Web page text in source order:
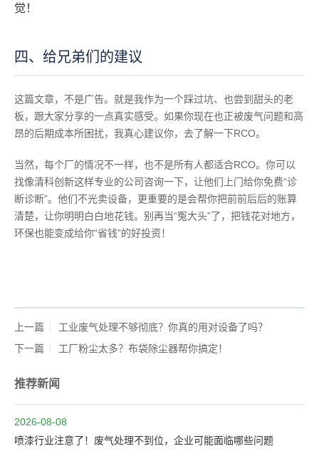
觉！
四、给兄弟们的建议
这篇文章，不是广告。就是我作为一个踩过坑、也尝到甜头的老
板，跟大家分享的一点真实感受。如果你现在也正被废气问题和高
昂的后期成本所困扰，我真心建议你，去了解一下RCO。
当然，每个厂的情况不一样，也不是所有人都适合RCO。你可以
找像清科创新这样专业的公司咨询一下，让他们上门给你免费“诊
断诊断”。他们不光卖设备，更重要的是会帮你把前前后后的账算
清楚，让你明明白白地花钱。别再当“冤大头”了，把钱花对地方，
环保也能变成给你“省钱”的好投资！
上一篇
工业废气处理不够彻底？你真的用对设备了吗？
下一篇
工厂粉尘太多？布袋除尘器帮你搞定！
推荐新闻
2026-08-08
喷漆行业注意了！废气处理不到位，企业可能面临哪些问题